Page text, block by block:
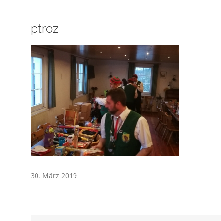
ptroz
30. März 2019